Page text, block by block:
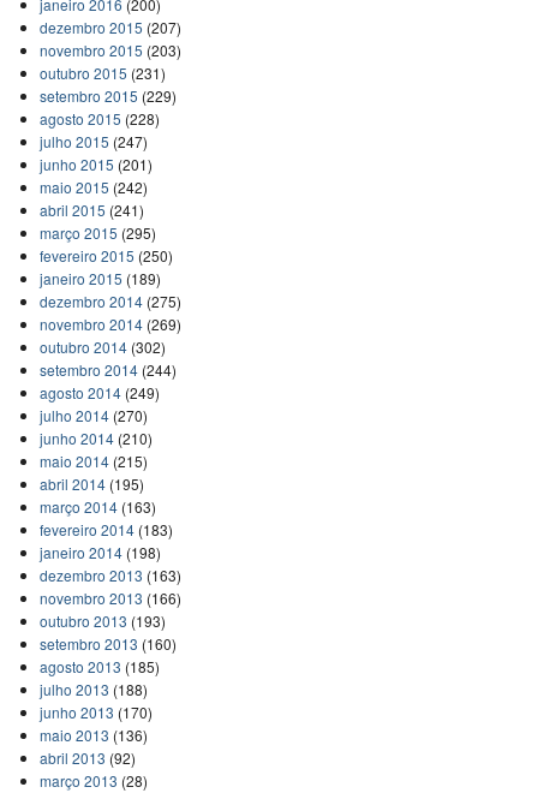
janeiro 2016 (200)
dezembro 2015 (207)
novembro 2015 (203)
outubro 2015 (231)
setembro 2015 (229)
agosto 2015 (228)
julho 2015 (247)
junho 2015 (201)
maio 2015 (242)
abril 2015 (241)
março 2015 (295)
fevereiro 2015 (250)
janeiro 2015 (189)
dezembro 2014(275)
novembro 2014(269)
outubro 2014(302)
setembro 2014(244)
agosto 2014(249)
julho 2014(270)
junho 2014(210)
maio 2014(215)
abril 2014(195)
março 2014(163)
fevereiro 2014(183)
janeiro 2014(198)
dezembro 2013 (163)
novembro 2013 (166)
outubro 2013 (193)
setembro 2013 (160)
agosto 2013 (185)
julho 2013 (188)
junho 2013 (170)
maio 2013 (136)
abril 2013 (92)
março 2013 (28)